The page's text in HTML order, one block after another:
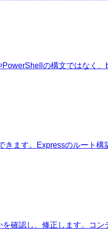
の構文ではなく
ます。Expressのルート構
確認し、修正します。コン